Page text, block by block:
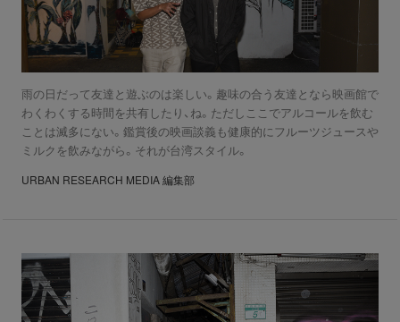
雨の日だって友達と遊ぶのは楽しい。趣味の合う友達となら映画館で
わくわくする時間を共有したり、ね。ただしここでアルコールを飲む
ことは滅多にない。鑑賞後の映画談義も健康的にフルーツジュースや
ミルクを飲みながら。それが台湾スタイル。
URBAN RESEARCH MEDIA 編集部